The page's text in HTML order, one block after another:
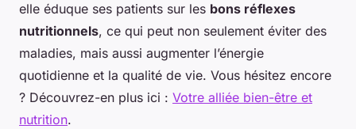
elle éduque ses patients sur les bons réflexes
nutritionnels, ce qui peut non seulement éviter des
maladies, mais aussi augmenter l’énergie
quotidienne et la qualité de vie. Vous hésitez encore
? Découvrez-en plus ici : Votre alliée bien-être et
nutrition.